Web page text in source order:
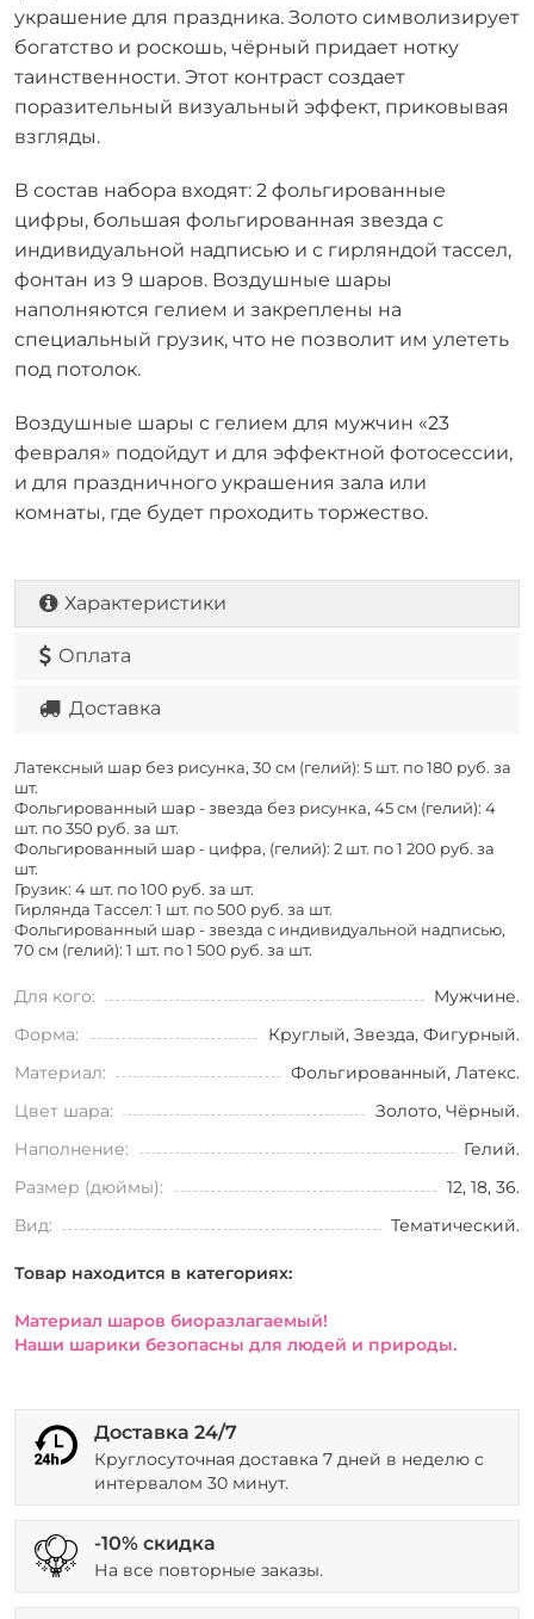
украшение для праздника. Золото символизирует
богатство и роскошь, чёрный придает нотку
таинственности. Этот контраст создает
поразительный визуальный эффект, приковывая
взгляды.
В состав набора входят: 2 фольгированные
цифры, большая фольгированная звезда с
индивидуальной надписью и с гирляндой тассел,
фонтан из 9 шаров. Воздушные шары
наполняются гелием и закреплены на
специальный грузик, что не позволит им улететь
под потолок.
Воздушные шары с гелием для мужчин «23
февраля» подойдут и для эффектной фотосессии,
и для праздничного украшения зала или
комнаты, где будет проходить торжество.
Характеристики
Оплата
Доставка
Латексный шар без рисунка, 30 см (гелий): 5 шт. по 180 руб. за
шт.
Фольгированный шар - звезда без рисунка, 45 см (гелий): 4
шт. по 350 руб. за шт.
Фольгированный шар - цифра, (гелий): 2 шт. по 1 200 руб. за
шт.
Грузик: 4 шт. по 100 руб. за шт.
Гирлянда Тассел: 1 шт. по 500 руб. за шт.
Фольгированный шар - звезда с индивидуальной надписью,
70 см (гелий): 1 шт. по 1 500 руб. за шт.
Для кого:
Мужчине.
Форма:
Круглый, Звезда, Фигурный.
Материал:
Фольгированный, Латекс.
Цвет шара:
Золото, Чёрный.
Наполнение:
Гелий.
Размер (дюймы):
12, 18, 36.
Вид:
Тематический.
Товар находится в категориях:
Материал шаров биоразлагаемый!
Наши шарики безопасны для людей и природы.
Доставка 24/7
Круглосуточная доставка 7 дней в неделю с
интервалом 30 минут.
-10% скидка
На все повторные заказы.